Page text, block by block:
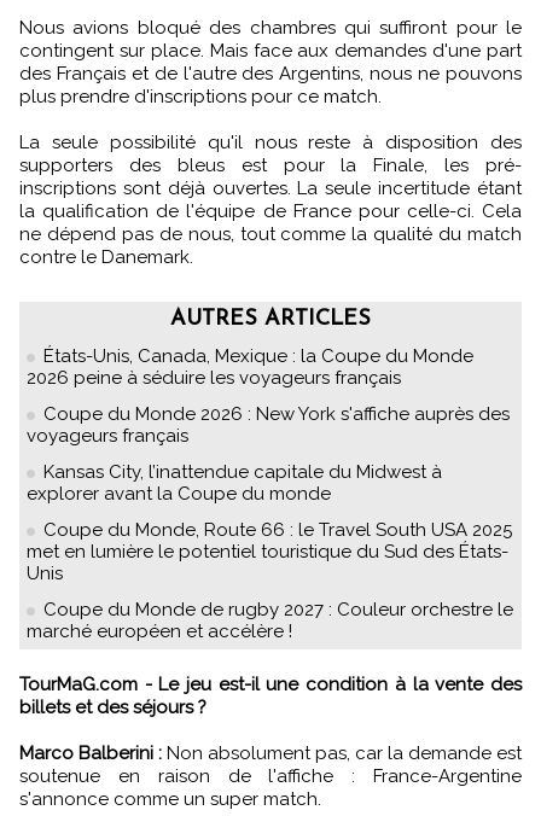
Nous avions bloqué des chambres qui suffiront pour le
contingent sur place. Mais face aux demandes d'une part
des Français et de l'autre des Argentins, nous ne pouvons
plus prendre d'inscriptions pour ce match.
La seule possibilité qu'il nous reste à disposition des
supporters des bleus est pour la Finale, les pré-
inscriptions sont déjà ouvertes. La seule incertitude étant
la qualification de l'équipe de France pour celle-ci. Cela
ne dépend pas de nous, tout comme la qualité du match
contre le Danemark.
AUTRES ARTICLES
États-Unis, Canada, Mexique : la Coupe du Monde
2026 peine à séduire les voyageurs français
Coupe du Monde 2026 : New York s'affiche auprès des
voyageurs français
Kansas City, l’inattendue capitale du Midwest à
explorer avant la Coupe du monde
Coupe du Monde, Route 66 : le Travel South USA 2025
met en lumière le potentiel touristique du Sud des États-
Unis
Coupe du Monde de rugby 2027 : Couleur orchestre le
marché européen et accélère !
TourMaG.com - Le jeu est-il une condition à la vente des
billets et des séjours ?
Marco Balberini : Non absolument pas, car la demande est
soutenue en raison de l'affiche : France-Argentine
s'annonce comme un super match.